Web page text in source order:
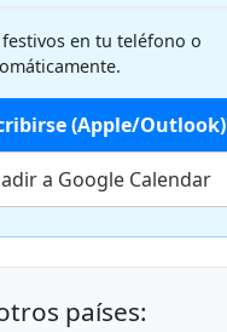
en tu teléfono o
(Apple/Outlook)
a Google Calendar
países: